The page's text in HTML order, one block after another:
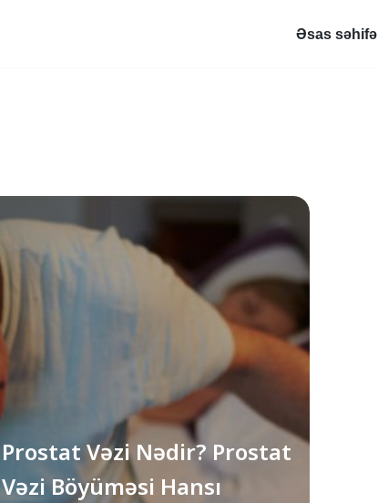
Əsas səhifə
Prostat Vəzi Nədir? Prostat
Vəzi Böyüməsi Hansı